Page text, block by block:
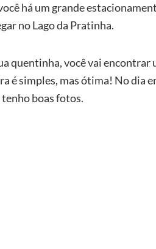
há um grande
no Lago da Pratinha.
quentinha, você vai
é simples, mas ótima! No dia
boas fotos.